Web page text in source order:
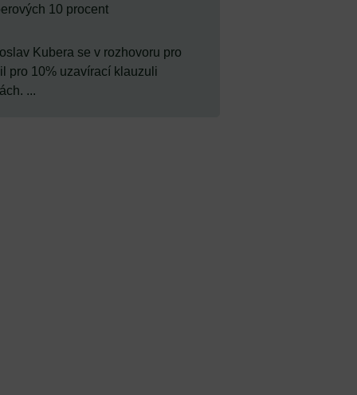
10 procent
Kubera se v rozhovoru pro
pro 10% uzavírací klauzuli
...